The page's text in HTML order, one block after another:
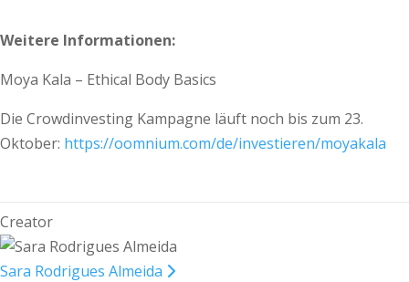
Weitere Informationen:
Moya Kala – Ethical Body Basics
Die Crowdinvesting Kampagne läuft noch bis zum 23.
Oktober: https://oomnium.com/de/investieren/moyakala
Creator
Sara Rodrigues Almeida